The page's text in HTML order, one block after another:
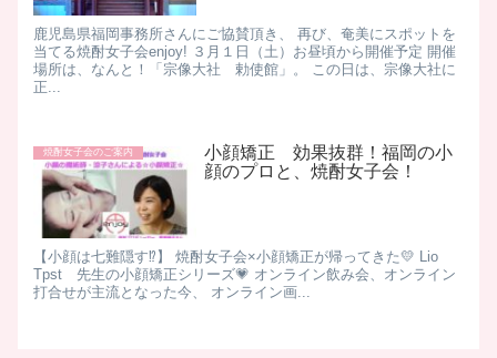
鹿児島県福岡事務所さんにご協賛頂き、 再び、奄美にスポットを
当てる焼酎女子会enjoy! ３月１日（土）お昼頃から開催予定 開催
場所は、なんと！「宗像大社 勅使館」。 この日は、宗像大社に
正...
焼酎女子会のご案内
小顔矯正 効果抜群！福岡の小
顔のプロと、焼酎女子会！
【小顔は七難隠す⁉】 焼酎女子会×小顔矯正が帰ってきた💛 Lio
Tpst 先生の小顔矯正シリーズ💗 オンライン飲み会、オンライン
打合せが主流となった今、 オンライン画...